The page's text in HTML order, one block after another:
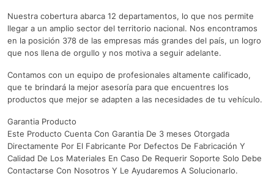
Nuestra cobertura abarca 12 departamentos, lo que nos permite
llegar a un amplio sector del territorio nacional. Nos encontramos
en la posición 378 de las empresas más grandes del país, un logro
que nos llena de orgullo y nos motiva a seguir adelante.
Contamos con un equipo de profesionales altamente calificado,
que te brindará la mejor asesoría para que encuentres los
productos que mejor se adapten a las necesidades de tu vehículo.
Garantia Producto
Este Producto Cuenta Con Garantia De 3 meses Otorgada
Directamente Por El Fabricante Por Defectos De Fabricación Y
Calidad De Los Materiales En Caso De Requerir Soporte Solo Debe
Contactarse Con Nosotros Y Le Ayudaremos A Solucionarlo.